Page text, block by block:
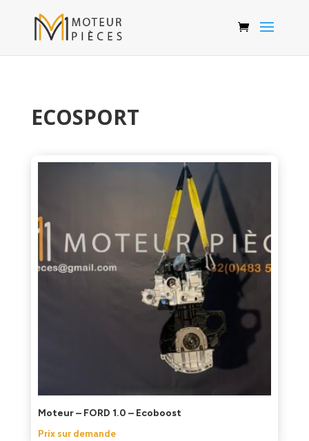
ECOSPORT
Moteur – FORD 1.0 – Ecoboost
Prix sur demande